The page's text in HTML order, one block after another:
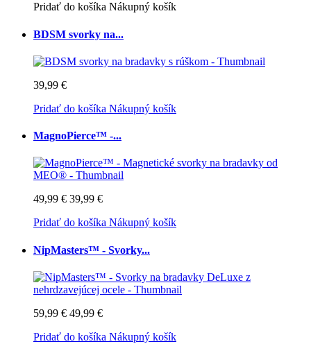
Pridať do košíka Nákupný košík
BDSM svorky na...
39,99 €
Pridať do košíka Nákupný košík
MagnoPierce™ -...
49,99 € 39,99 €
Pridať do košíka Nákupný košík
NipMasters™ - Svorky...
59,99 € 49,99 €
Pridať do košíka Nákupný košík